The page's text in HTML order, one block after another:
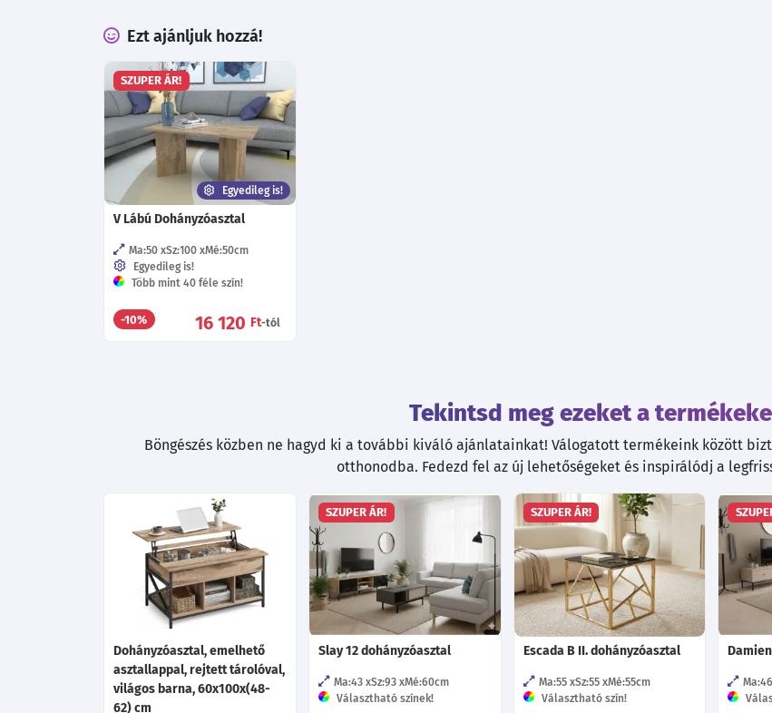
Ezt ajánljuk hozzá!
SZUPER ÁR!
Egyedileg is!
V Lábú Dohányzóasztal
Ma:50 Sz:100 Mé:50cm
Egyedileg is!
Több mint 40 féle szín!
-10% 16 120 Ft-tól
Tekintsd meg ezeket a
Böngészés közben ne hagyd ki a további kiváló ajánlatainkat! Válogatott termékeink között
otthonodba. Fedezd fel az új lehetőségeket és inspirálódj a
Dohányzóasztal, emelhető
asztallappal, rejtett tárolóval,
világos barna, 60x100x(48-
62) cm
SZUPER ÁR!
Slay 12 dohányzóasztal
Ma:43 Sz:93 Mé:60cm
Választható színek!
SZUPER ÁR!
Escada B II. dohányzóasztal
Ma:55 Sz:55 Mé:55cm
Választható szín!